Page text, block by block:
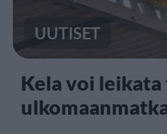
UUTISET
Kela voi